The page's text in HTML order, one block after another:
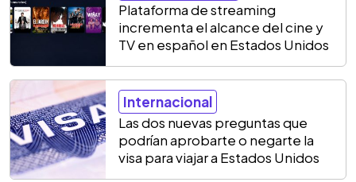
Plataforma de streaming
incrementa el alcance del cine y
TV en español en Estados Unidos
Internacional
Las dos nuevas preguntas que
podrían aprobarte o negarte la
visa para viajar a Estados Unidos